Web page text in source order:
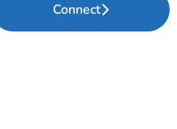
Connect